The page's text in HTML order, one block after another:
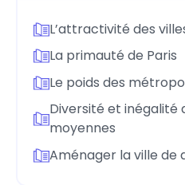
L’attractivité des
La primauté de Paris
Le poids des
Diversité et inégalité
moyennes
Aménager la ville de